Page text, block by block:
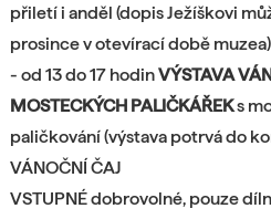
přiletí i anděl (dopis Ježíškovi
prosince v otevírací době muzea)
- od 13 do 17 hodinVÝSTAVA
MOSTECKÝCH PALIČKÁŘEKs
paličkování (výstava potrvá do
VÁNOČNÍ ČAJ
VSTUPNÉ dobrovolné, pouze